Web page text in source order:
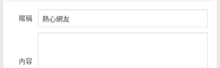
暱稱
內容